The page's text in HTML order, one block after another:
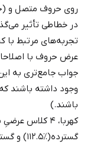
روی حروف متصل و
در خطاطی تأثیر
تجربه‌های مرتبط با
عرض حروف با
جواب جامع‌تری به
وجود داشته باشند
باشند.)